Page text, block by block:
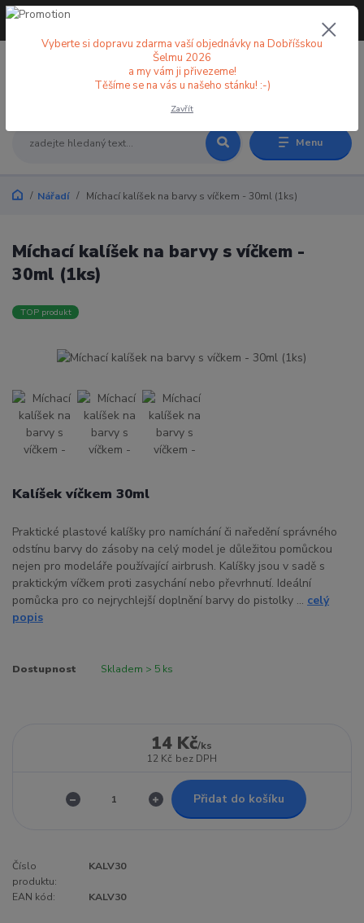
Menu
+420 773 998 582
Nářadí Míchací kalíšek na barvy s víčkem - 30ml (1ks)
Míchací kalíšek na barvy s víčkem -
30ml (1ks)
TOP produkt
Kalíšek víčkem 30ml
Praktické plastové kalíšky pro namíchání či naředění správného
odstínu barvy do zásoby na celý model je důležitou pomůckou
nejen pro modeláře používající airbrush. Kalíšky jsou v sadě s
praktickým víčkem proti zasychání nebo převrhnutí. Ideální
pomůcka pro co nejrychlejší doplnění barvy do pistolky ... celý
popis
Dostupnost Skladem > 5 ks
14 Kč/ks
12 Kč bez DPH
Přidat do košíku
Číslo
produktu:
KALV30
EAN kód: KALV30
Vyberte si dopravu zdarma vaší objednávky na Dobříšskou
Šelmu 2026
a my vám ji přivezeme!
Těšíme se na vás u našeho stánku! :-)
Zavřít